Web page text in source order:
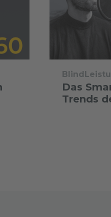
Das
Trends